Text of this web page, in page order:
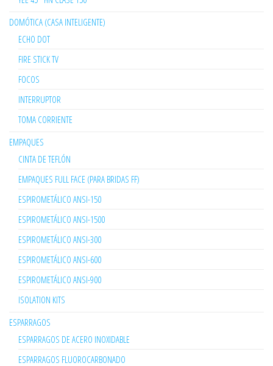
DOMÓTICA (CASA INTELIGENTE)
ECHO DOT
FIRE STICK TV
FOCOS
INTERRUPTOR
TOMA CORRIENTE
EMPAQUES
CINTA DE TEFLÓN
EMPAQUES FULL FACE (PARA BRIDAS FF)
ESPIROMETÁLICO ANSI-150
ESPIROMETÁLICO ANSI-1500
ESPIROMETÁLICO ANSI-300
ESPIROMETÁLICO ANSI-600
ESPIROMETÁLICO ANSI-900
ISOLATION KITS
ESPARRAGOS
ESPARRAGOS DE ACERO INOXIDABLE
ESPARRAGOS FLUOROCARBONADO